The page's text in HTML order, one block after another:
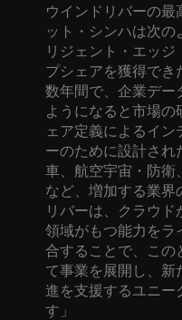
ウインドリバーの最
ット・シンハは次の
リジェント・エッ
プシェアを獲得でき
数年間で、企業デー
ようになると市場の
ェア定義によるイン
ーのために設計され
車、航空宇宙・防衛
など、 増加する業界
リバーは、クラウ
領域がもつ能力をラ
合することで、この
て事業を展開し、新
進を支援するユニー
す 」